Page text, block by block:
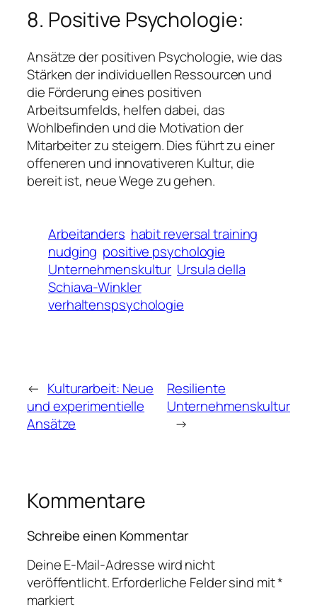
8. Positive Psychologie:
Ansätze der positiven Psychologie, wie das
Stärken der individuellen Ressourcen und
die Förderung eines positiven
Arbeitsumfelds, helfen dabei, das
Wohlbefinden und die Motivation der
Mitarbeiter zu steigern. Dies führt zu einer
offeneren und innovativeren Kultur, die
bereit ist, neue Wege zu gehen.
Arbeitanders habit reversal training
nudging positive psychologie
Unternehmenskultur Ursula della
Schiava-Winkler
verhaltenspsychologie
← Kulturarbeit: Neue
und experimentielle
Ansätze
Resiliente
Unternehmenskultur
→
Kommentare
Schreibe einen Kommentar
Deine E-Mail-Adresse wird nicht
veröffentlicht.Erforderliche Felder sind mit*
markiert